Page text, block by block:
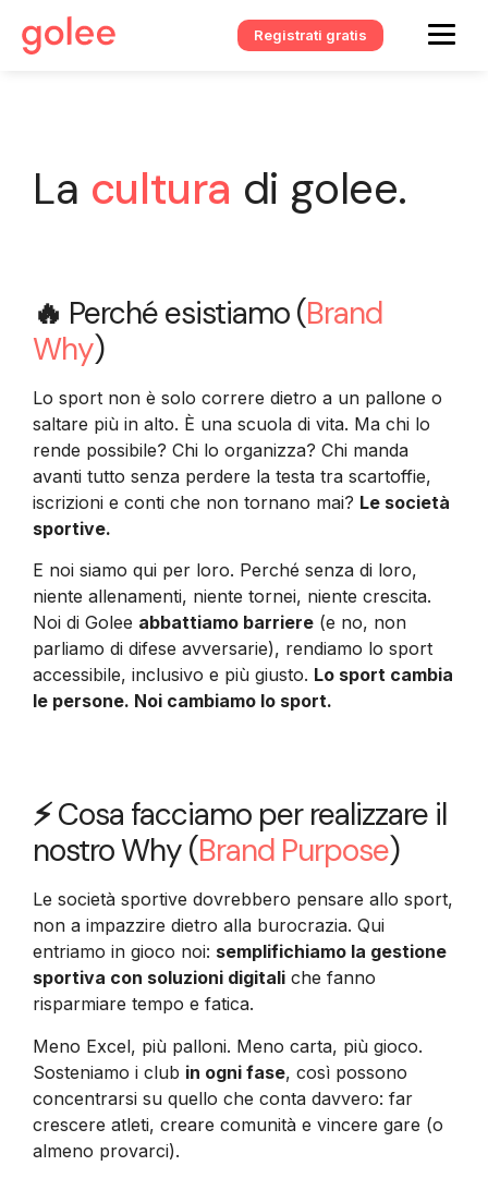
Registrati gratis
La cultura di golee.
🔥 Perché esistiamo (Brand
Why)
Lo sport non è solo correre dietro a un pallone o
saltare più in alto. È una scuola di vita. Ma chi lo
rende possibile? Chi lo organizza? Chi manda
avanti tutto senza perdere la testa tra scartoffie,
iscrizioni e conti che non tornano mai? Le società
sportive.
E noi siamo qui per loro. Perché senza di loro,
niente allenamenti, niente tornei, niente crescita.
Noi di Golee abbattiamo barriere (e no, non
parliamo di difese avversarie), rendiamo lo sport
accessibile, inclusivo e più giusto. Lo sport cambia
le persone. Noi cambiamo lo sport.
⚡Cosa facciamo per realizzare il
nostro Why (Brand Purpose)
Le società sportive dovrebbero pensare allo sport,
non a impazzire dietro alla burocrazia. Qui
entriamo in gioco noi: semplifichiamo la gestione
sportiva con soluzioni digitali che fanno
risparmiare tempo e fatica.
Meno Excel, più palloni. Meno carta, più gioco.
Sosteniamo i club in ogni fase, così possono
concentrarsi su quello che conta davvero: far
crescere atleti, creare comunità e vincere gare (o
almeno provarci).